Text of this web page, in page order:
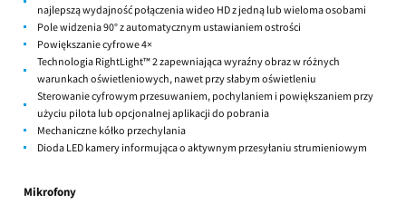
najlepszą wydajność połączenia wideo HD z jedną lub wieloma osobami
Pole widzenia 90° z automatycznym ustawianiem ostrości
Powiększanie cyfrowe 4×
Technologia RightLight™ 2 zapewniająca wyraźny obraz w różnych
warunkach oświetleniowych, nawet przy słabym oświetleniu
Sterowanie cyfrowym przesuwaniem, pochylaniem i powiększaniem przy
użyciu pilota lub opcjonalnej aplikacji do pobrania
Mechaniczne kółko przechylania
Dioda LED kamery informująca o aktywnym przesyłaniu strumieniowym
Mikrofony